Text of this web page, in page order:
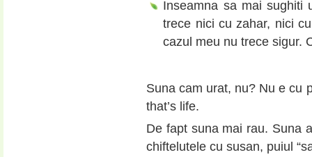
Inseamna sa mai
trece nici cu zahar, nici
cazul meu nu trece sigur.
Suna cam urat, nu? Nu e cu
that’s life.
De fapt suna mai rau. Suna
chiftelutele cu susan, puiul